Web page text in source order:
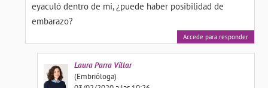
eyaculó dentro de mi, ¿puede haber posibilidad de
embarazo?
Accede para responder
LauraParra Villar
(Embrióloga)